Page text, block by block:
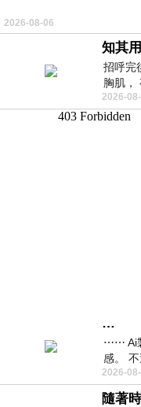
⊕潘文
仞的懸崖上，有一座遮天蔽
2026-08-06
知其
招呼完
胸肌，
視線不
2026-
…
⋯⋯ Ai
感。
昨中
2026-
隨著